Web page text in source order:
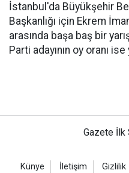
İstanbul'da Büyükşehir
Başkanlığı için Ekrem
arasında başa baş bir
Parti adayının oy oranı
Gazete
Künye İletişim Gizlilik